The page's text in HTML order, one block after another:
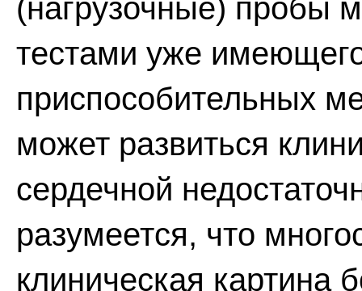
(нагрузочные) пробы
тестами уже
приспособительных
может развиться
сердечной
разумеется, что
клиническая картина